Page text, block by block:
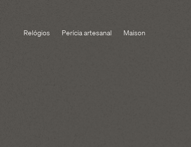
Relógios Perícia artesanal Maison